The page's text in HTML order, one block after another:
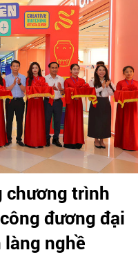
chương trình
đương đại
nghề